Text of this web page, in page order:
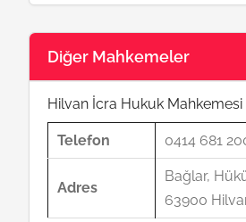
Diğer Mahkemeler
Hilvan İcra Hukuk Mahkemesi
Telefon 0414 681
Adres
Bağlar,
63900